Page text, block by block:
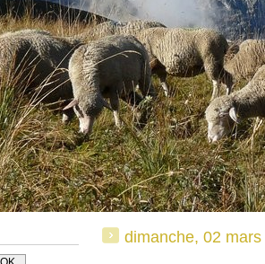
dimanche, 02